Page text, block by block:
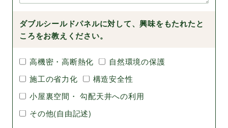
ダブルシールドパネルに対して、興味をもたれたと
ころをお教えください。
高機密・高断熱化
自然環境の保護
施工の省力化
構造安全性
小屋裏空間・ 勾配天井への利用
その他(自由記述)